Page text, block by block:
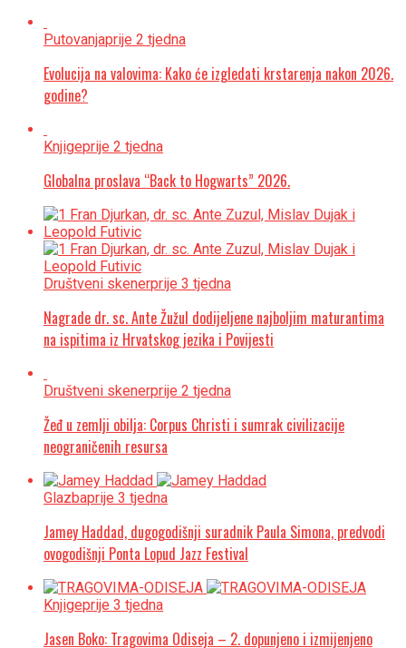
Putovanjaprije 2 tjedna
Evolucija na valovima: Kako će izgledati krstarenja nakon 2026.
godine?
Knjigeprije 2 tjedna
Globalna proslava “Back to Hogwarts” 2026.
Društveni skenerprije 3 tjedna
Nagrade dr. sc. Ante Žužul dodijeljene najboljim maturantima
na ispitima iz Hrvatskog jezika i Povijesti
Društveni skenerprije 2 tjedna
Žeđ u zemlji obilja: Corpus Christi i sumrak civilizacije
neograničenih resursa
Glazbaprije 3 tjedna
Jamey Haddad, dugogodišnji suradnik Paula Simona, predvodi
ovogodišnji Ponta Lopud Jazz Festival
Knjigeprije 3 tjedna
Jasen Boko: Tragovima Odiseja – 2. dopunjeno i izmijenjeno